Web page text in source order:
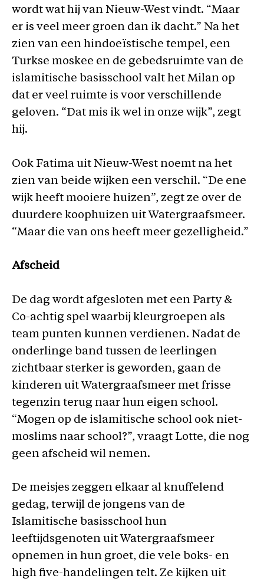
wordt wat hij van Nieuw-West vindt. “Maar
er is veel meer groen dan ik dacht.” Na het
zien van een hindoeïstische tempel, een
Turkse moskee en de gebedsruimte van de
islamitische basisschool valt het Milan op
dat er veel ruimte is voor verschillende
geloven. “Dat mis ik wel in onze wijk”, zegt
hij.
Ook Fatima uit Nieuw-West noemt na het
zien van beide wijken een verschil. “De ene
wijk heeft mooiere huizen”, zegt ze over de
duurdere koophuizen uit Watergraafsmeer.
“Maar die van ons heeft meer gezelligheid.”
Afscheid
De dag wordt afgesloten met een Party &
Co-achtig spel waarbij kleurgroepen als
team punten kunnen verdienen. Nadat de
onderlinge band tussen de leerlingen
zichtbaar sterker is geworden, gaan de
kinderen uit Watergraafsmeer met frisse
tegenzin terug naar hun eigen school.
“Mogen op de islamitische school ook niet-
moslims naar school?”, vraagt Lotte, die nog
geen afscheid wil nemen.
De meisjes zeggen elkaar al knuffelend
gedag, terwijl de jongens van de
Islamitische basisschool hun
leeftijdsgenoten uit Watergraafsmeer
opnemen in hun groet, die vele boks- en
high five-handelingen telt. Ze kijken uit